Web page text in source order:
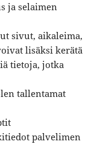
ja selaimen
sivut, aikaleima,
lisäksi kerätä
tietoja, jotka
tallentamat
palvelimen